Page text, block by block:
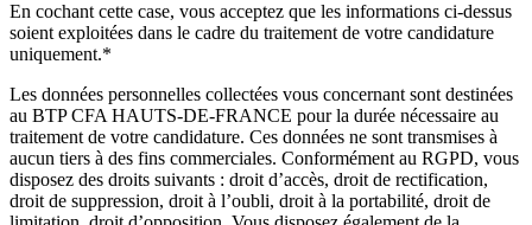
En cochant cette case, vous acceptez que les informations ci-dessus
soient exploitées dans le cadre du traitement de votre candidature
uniquement.*
Les données personnelles collectées vous concernant sont destinées
au BTP CFA HAUTS-DE-FRANCE pour la durée nécessaire au
traitement de votre candidature. Ces données ne sont transmises à
aucun tiers à des fins commerciales. Conformément au RGPD, vous
disposez des droits suivants : droit d’accès, droit de rectification,
droit de suppression, droit à l’oubli, droit à la portabilité, droit de